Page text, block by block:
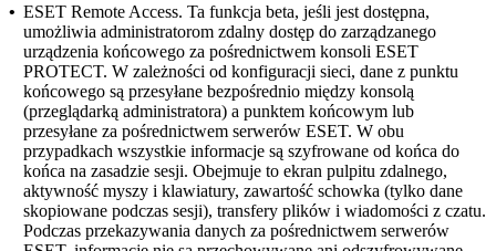
• ESET Remote Access. Ta funkcja beta, jeśli jest dostępna,
umożliwia administratorom zdalny dostęp do zarządzanego
urządzenia końcowego za pośrednictwem konsoli ESET
PROTECT. W zależności od konfiguracji sieci, dane z punktu
końcowego są przesyłane bezpośrednio między konsolą
(przeglądarką administratora) a punktem końcowym lub
przesyłane za pośrednictwem serwerów ESET. W obu
przypadkach wszystkie informacje są szyfrowane od końca do
końca na zasadzie sesji. Obejmuje to ekran pulpitu zdalnego,
aktywność myszy i klawiatury, zawartość schowka (tylko dane
skopiowane podczas sesji), transfery plików i wiadomości z czatu.
Podczas przekazywania danych za pośrednictwem serwerów